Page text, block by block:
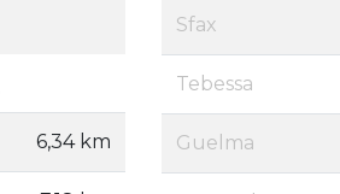
6,34 km
Sfax
Tebessa
Guelma